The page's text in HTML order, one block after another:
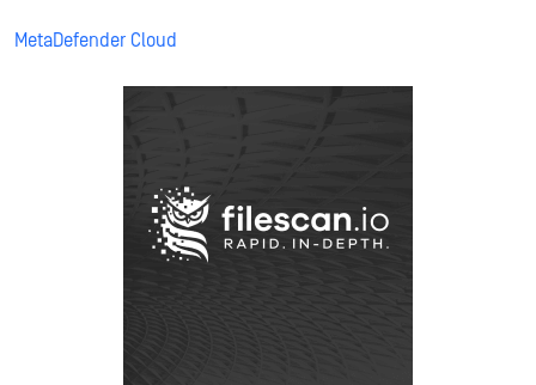
MetaDefender Cloud